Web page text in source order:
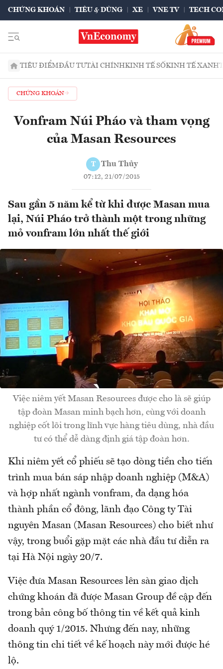
CHỨNG KHOÁN TIÊU & DÙNG XE VNE TV TECH
TIÊU ĐIỂMĐẦU TƯTÀI CHÍNHKINH TẾ SỐKINH TẾ XANH
CHỨNG KHOÁN
Vonfram Núi Pháo và tham vọng
của Masan Resources
T Thu Thủy
07:12, 21/07/2015
Sau gần 5 năm kể từ khi được Masan mua
lại, Núi Pháo trở thành một trong những
mỏ vonfram lớn nhất thế giới
Việc niêm yết Masan Resources được cho là sẽ giúp
tập đoàn Masan minh bạch hơn, cùng với doanh
nghiệp cốt lõi trong lĩnh vực hàng tiêu dùng, nhà đầu
tư có thể dễ dàng định giá tập đoàn hơn.
Khi niêm yết cổ phiếu sẽ tạo dòng tiền cho tiến
trình mua bán sáp nhập doanh nghiệp (M&A)
và hợp nhất ngành vonfram, đa dạng hóa
thành phần cổ đông, lãnh đạo Công ty Tài
nguyên Masan (Masan Resources) cho biết như
vậy, trong buổi gặp mặt các nhà đầu tư diễn ra
tại Hà Nội ngày 20/7.
Việc đưa Masan Resources lên sàn giao dịch
chứng khoán đã được Masan Group đề cập đến
trong bản công bố thông tin về kết quả kinh
doanh quý 1/2015. Nhưng đến nay, những
thông tin chi tiết về kế hoạch này mới được hé
lộ.